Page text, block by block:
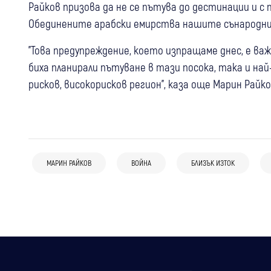
Райков призова да не се пътува до дестинации и
Обединените арабски емирства нашите
"Това предупреждение, което изпращаме днес, е
биха планирали пътуване в тази посока, така и
рисков, високорисков регион", каза още Марин
МАРИН РАЙКОВ ВОЙНА БЛИЗЪК ИЗТОК
Украйна удари две руски рафинерии,
Москва обяви, че е свалила 605 дрона
Ормузкия проток, корабът и екипажът
антисемитски инцидент, случаят не